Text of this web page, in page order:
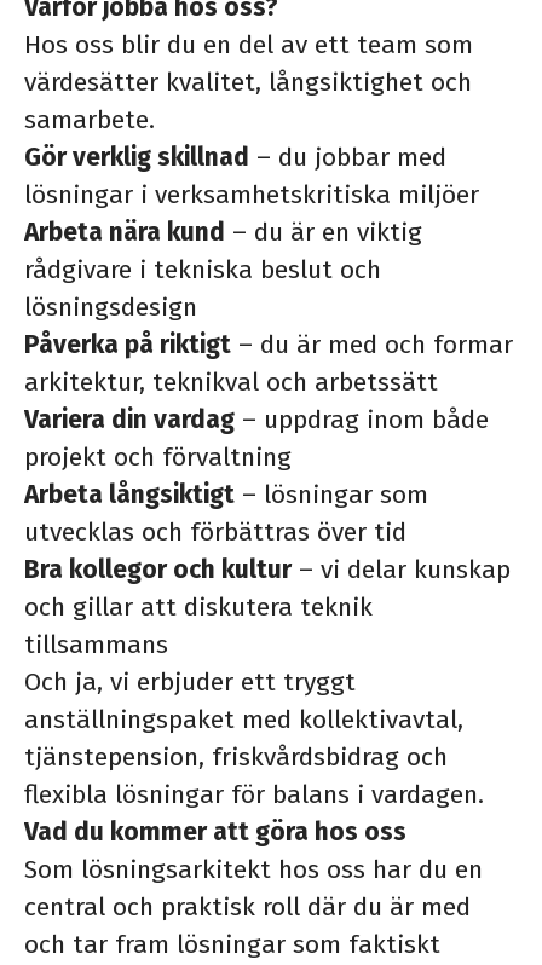
Varför jobba hos oss?
Hos oss blir du en del av ett team som
värdesätter kvalitet, långsiktighet och
samarbete.
Gör verklig skillnad – du jobbar med
lösningar i verksamhetskritiska miljöer
Arbeta nära kund – du är en viktig
rådgivare i tekniska beslut och
lösningsdesign
Påverka på riktigt – du är med och formar
arkitektur, teknikval och arbetssätt
Variera din vardag – uppdrag inom både
projekt och förvaltning
Arbeta långsiktigt – lösningar som
utvecklas och förbättras över tid
Bra kollegor och kultur– vi delar kunskap
och gillar att diskutera teknik
tillsammans
Och ja, vi erbjuder ett tryggt
anställningspaket med kollektivavtal,
tjänstepension, friskvårdsbidrag och
flexibla lösningar för balans i vardagen.
Vad du kommer att göra hos oss
Som lösningsarkitekt hos oss har du en
central och praktisk roll där du är med
och tar fram lösningar som faktiskt